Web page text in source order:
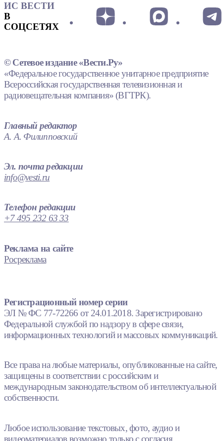
ИС ВЕСТИ
В
СОЦСЕТЯХ
© Сетевое издание «Вести.Ру»
«Федеральное государственное унитарное предприятие
Всероссийская государственная телевизионная и
радиовещательная компания» (ВГТРК).
Главный редактор
А. А. Филипповский
Эл. почта редакции
info@vesti.ru
Телефон редакции
+7 495 232 63 33
Реклама на сайте
Росреклама
Регистрационный номер серии
ЭЛ № ФС 77-72266 от 24.01.2018. Зарегистрировано
Федеральной службой по надзору в сфере связи,
информационных технологий и массовых коммуникаций.
Все права на любые материалы, опубликованные на сайте,
защищены в соответствии с российским и
международным законодательством об интеллектуальной
собственности.
Любое использование текстовых, фото, аудио и
видеоматериалов возможно только с согласия